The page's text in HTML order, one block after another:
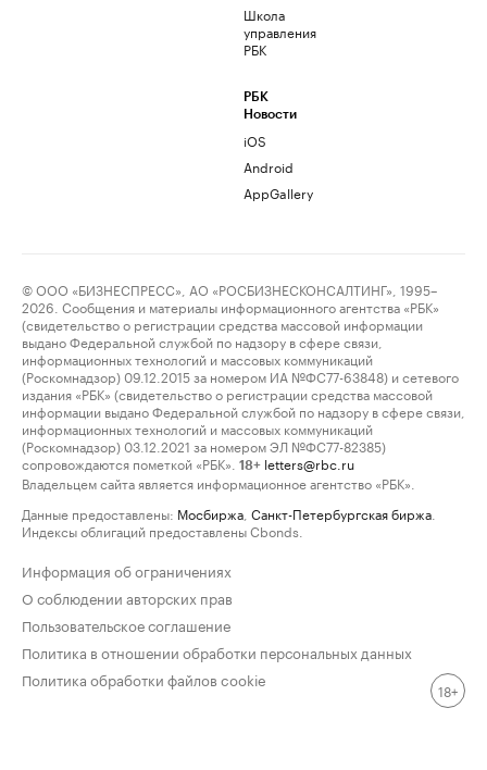
Школа
управления
РБК
РБК
Новости
iOS
Android
AppGallery
© ООО «БИЗНЕСПРЕСС», АО «РОСБИЗНЕСКОНСАЛТИНГ», 1995–
2026. Сообщения и материалы информационного агентства «РБК»
(свидетельство о регистрации средства массовой информации
выдано Федеральной службой по надзору в сфере связи,
информационных технологий и массовых коммуникаций
(Роскомнадзор) 09.12.2015 за номером ИА №ФС77-63848) и сетевого
издания «РБК» (свидетельство о регистрации средства массовой
информации выдано Федеральной службой по надзору в сфере связи,
информационных технологий и массовых коммуникаций
(Роскомнадзор) 03.12.2021 за номером ЭЛ №ФС77-82385)
сопровождаются пометкой «РБК».
18+ letters@rbc.ru
Владельцем сайта является информационное агентство «РБК».
Данные предоставлены: Мосбиржа Санкт-Петербургская биржа
Индексы облигаций предоставлены Cbonds.
Информация об ограничениях
О соблюдении авторских прав
Пользовательское соглашение
Политика в отношении обработки персональных данных
Политика обработки файлов cookie
18+